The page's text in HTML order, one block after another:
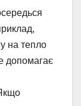
на тепло
допомагає